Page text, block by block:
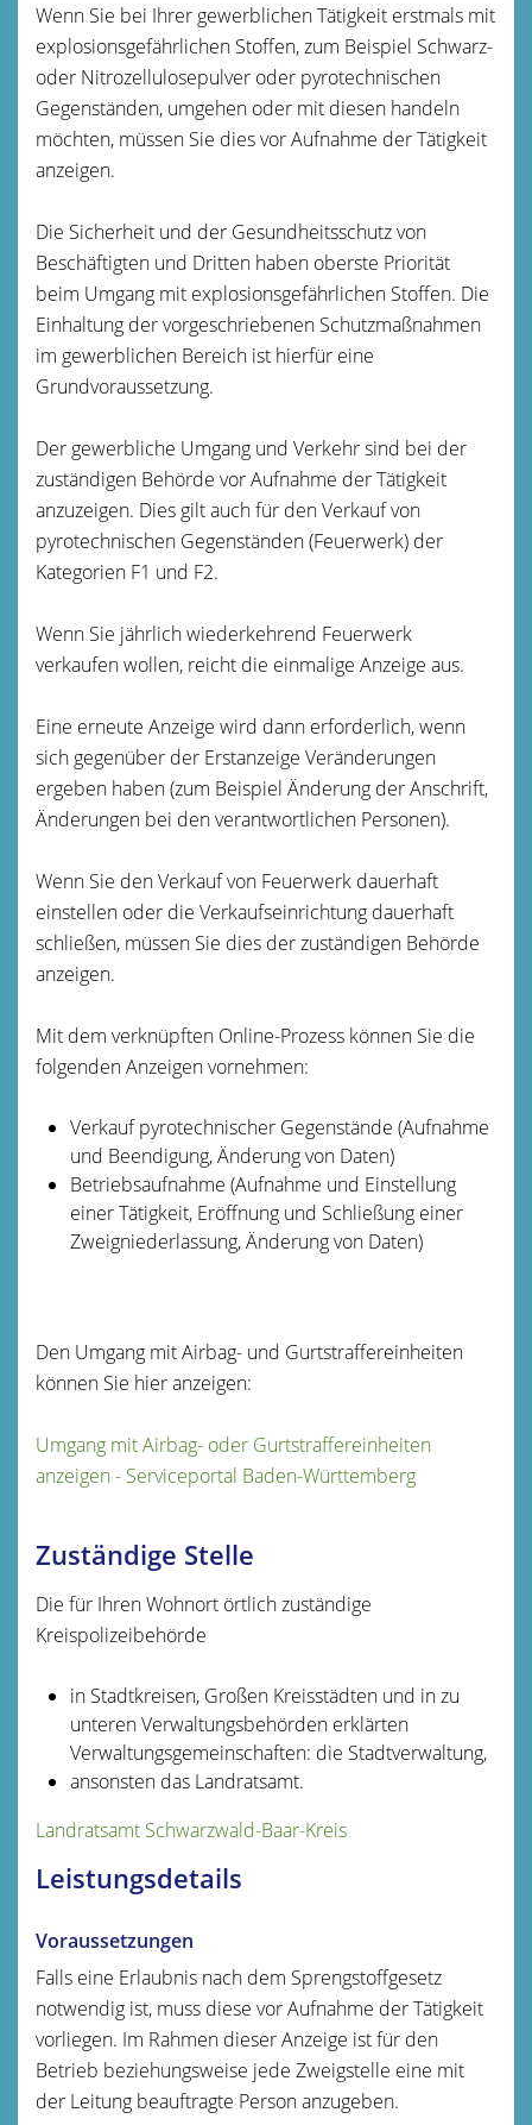
Wenn Sie bei Ihrer gewerblichen Tätigkeit erstmals mit
explosionsgefährlichen Stoffen, zum Beispiel Schwarz-
oder Nitrozellulosepulver oder pyrotechnischen
Gegenständen, umgehen oder mit diesen handeln
möchten, müssen Sie dies vor Aufnahme der Tätigkeit
anzeigen.
Die Sicherheit und der Gesundheitsschutz von
Beschäftigten und Dritten haben oberste Priorität
beim Umgang mit explosionsgefährlichen Stoffen. Die
Einhaltung der vorgeschriebenen Schutzmaßnahmen
im gewerblichen Bereich ist hierfür eine
Grundvoraussetzung.
Der gewerbliche Umgang und Verkehr sind bei der
zuständigen Behörde vor Aufnahme der Tätigkeit
anzuzeigen. Dies gilt auch für den Verkauf von
pyrotechnischen Gegenständen (Feuerwerk) der
Kategorien F1 und F2.
Wenn Sie jährlich wiederkehrend Feuerwerk
verkaufen wollen, reicht die einmalige Anzeige aus.
Eine erneute Anzeige wird dann erforderlich, wenn
sich gegenüber der Erstanzeige Veränderungen
ergeben haben (zum Beispiel Änderung der Anschrift,
Änderungen bei den verantwortlichen Personen).
Wenn Sie den Verkauf von Feuerwerk dauerhaft
einstellen oder die Verkaufseinrichtung dauerhaft
schließen, müssen Sie dies der zuständigen Behörde
anzeigen.
Mit dem verknüpften Online-Prozess können Sie die
folgenden Anzeigen vornehmen:
Verkauf pyrotechnischer Gegenstände (Aufnahme
und Beendigung, Änderung von Daten)
Betriebsaufnahme (Aufnahme und Einstellung
einer Tätigkeit, Eröffnung und Schließung einer
Zweigniederlassung, Änderung von Daten)
Den Umgang mit Airbag- und Gurtstraffereinheiten
können Sie hier anzeigen:
Umgang mit Airbag- oder Gurtstraffereinheiten
anzeigen - Serviceportal Baden-Württemberg
Zuständige Stelle
Die für Ihren Wohnort örtlich zuständige
Kreispolizeibehörde
in Stadtkreisen, Großen Kreisstädten und in zu
unteren Verwaltungsbehörden erklärten
Verwaltungsgemeinschaften: die Stadtverwaltung,
ansonsten das Landratsamt.
Landratsamt Schwarzwald-Baar-Kreis
Leistungsdetails
Voraussetzungen
Falls eine Erlaubnis nach dem Sprengstoffgesetz
notwendig ist, muss diese vor Aufnahme der Tätigkeit
vorliegen. Im Rahmen dieser Anzeige ist für den
Betrieb beziehungsweise jede Zweigstelle eine mit
der Leitung beauftragte Person anzugeben.